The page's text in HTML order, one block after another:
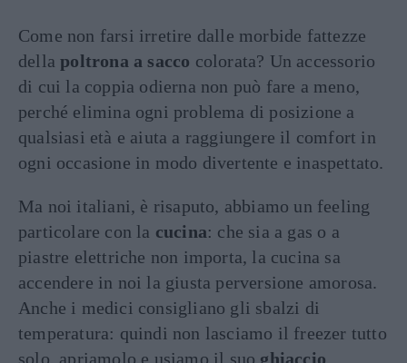
Come non farsi irretire dalle morbide fattezze
dellapoltrona a sacco colorata? Un accessorio
di cui la coppia odierna non può fare a meno,
perché elimina ogni problema di posizione a
qualsiasi età e aiuta a raggiungere il comfort in
ogni occasione in modo divertente e inaspettato.
Ma noi italiani, è risaputo, abbiamo un feeling
particolare con la cucina: che sia a gas o a
piastre elettriche non importa, la cucina sa
accendere in noi la giusta perversione amorosa.
Anche i medici consigliano gli sbalzi di
temperatura: quindi non lasciamo il freezer tutto
solo, apriamolo e usiamo il suo ghiaccio